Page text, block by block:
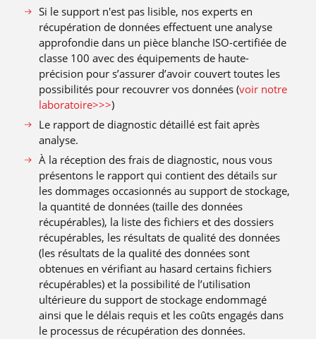
Si le support n′est pas lisible, nos experts en
récupération de données effectuent une analyse
approfondie dans un pièce blanche ISO-certifiée de
classe 100 avec des équipements de haute-
précision pour s’assurer d’avoir couvert toutes les
possibilités pour recouvrer vos données (voir notre
laboratoire>>>)
Le rapport de diagnostic détaillé est fait après
analyse.
À la réception des frais de diagnostic, nous vous
présentons le rapport qui contient des détails sur
les dommages occasionnés au support de stockage,
la quantité de données (taille des données
récupérables), la liste des fichiers et des dossiers
récupérables, les résultats de qualité des données
(les résultats de la qualité des données sont
obtenues en vérifiant au hasard certains fichiers
récupérables) et la possibilité de l’utilisation
ultérieure du support de stockage endommagé
ainsi que le délais requis et les coûts engagés dans
le processus de récupération des données.